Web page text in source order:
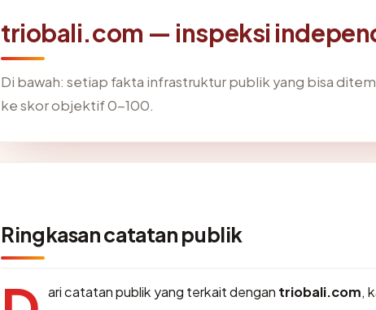
triobali.com — inspeksi
Di bawah: setiap fakta infrastruktur publik yang bisa
ke skor objektif 0-100.
Ringkasan catatan publik
ari catatan publik yang terkait dengan triobali.com,